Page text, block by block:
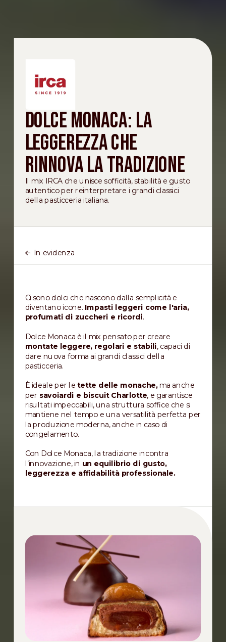
Dolce Monaca: la
leggerezza che
rinnova la tradizione
Il mix IRCA che unisce sofficità, stabilità e gusto
autentico per reinterpretare i grandi classici
della pasticceria italiana.
In evidenza
Ci sono dolci che nascono dalla semplicità e
diventano icone. Impasti leggeri come l'aria,
profumati di zuccheri e ricordi.
Dolce Monaca è il mix pensato per creare
montate leggere, regolari e stabili, capaci di
dare nuova forma ai grandi classici della
pasticceria.
È ideale per le tette delle monache,ma anche
per savoiardi e biscuit Charlotte, e garantisce
risultati impeccabili, una struttura soffice che si
mantiene nel tempo e una versatilità perfetta per
la produzione moderna, anche in caso di
congelamento.
Con Dolce Monaca, la tradizione incontra
l’innovazione, in un equilibrio di gusto,
leggerezza e affidabilità professionale.